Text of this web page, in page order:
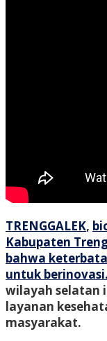
TRENGGALEK,
Kabupaten
bahwa
untuk berinovasi.
wilayah selatan
layanan
masyarakat.